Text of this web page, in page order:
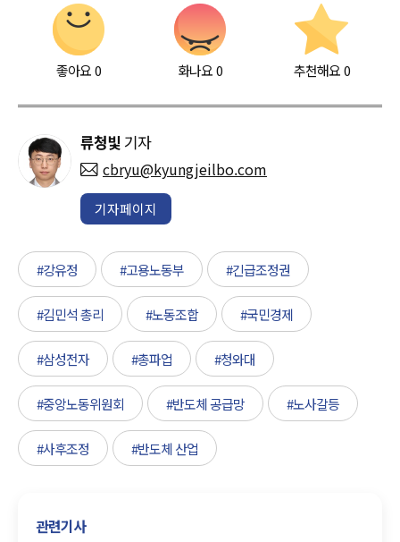
좋아요0 화나요0 추천해요 0
류청빛 기자
cbryu@kyungjeilbo.com
기자페이지
#강유정 #고용노동부 #긴급조정권
#김민석 총리 #노동조합 #국민경제
#삼성전자 #총파업 #청와대
#중앙노동위원회 #반도체 공급망 #노사갈등
#사후조정 #반도체 산업
관련기사